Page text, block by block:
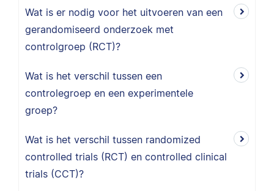
Wat is er nodig voor het uitvoeren van een
gerandomiseerd onderzoek met
controlgroep (RCT)?
Wat is het verschil tussen een
controlegroep en een experimentele
groep?
Wat is het verschil tussen randomized
controlled trials (RCT) en controlled clinical
trials (CCT)?